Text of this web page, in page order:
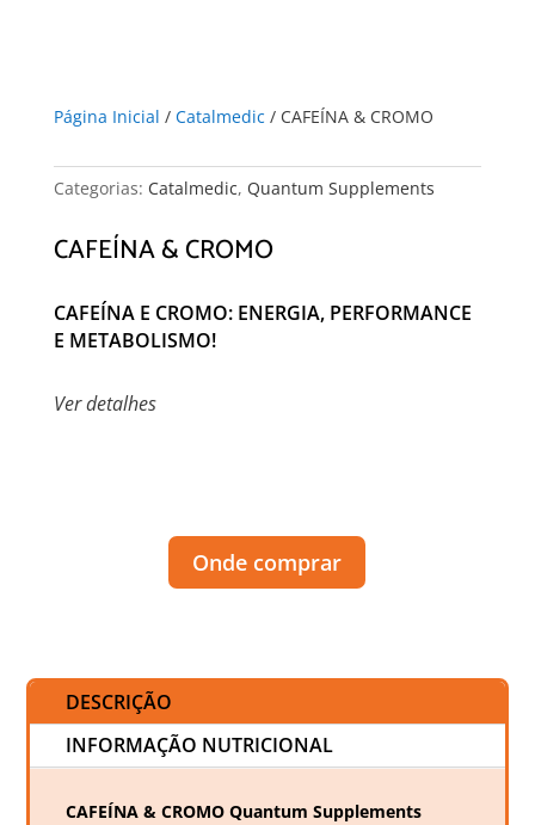
Página Inicial / Catalmedic / CAFEÍNA & CROMO
Categorias: Catalmedic, Quantum Supplements
CAFEÍNA & CROMO
CAFEÍNA E CROMO: ENERGIA, PERFORMANCE
E METABOLISMO!
Ver detalhes
Onde comprar
DESCRIÇÃO
INFORMAÇÃO NUTRICIONAL
CAFEÍNA & CROMO Quantum Supplements